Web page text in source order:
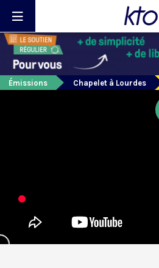
Émissions Chapelet à Lourdes